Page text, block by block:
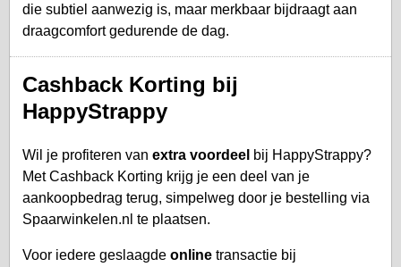
die subtiel aanwezig is, maar merkbaar bijdraagt aan
draagcomfort gedurende de dag.
Cashback Korting bij
HappyStrappy
Wil je profiteren van extra voordeel bij HappyStrappy?
Met Cashback Korting krijg je een deel van je
aankoopbedrag terug, simpelweg door je bestelling via
Spaarwinkelen.nl te plaatsen.
Voor iedere geslaagde online transactie bij